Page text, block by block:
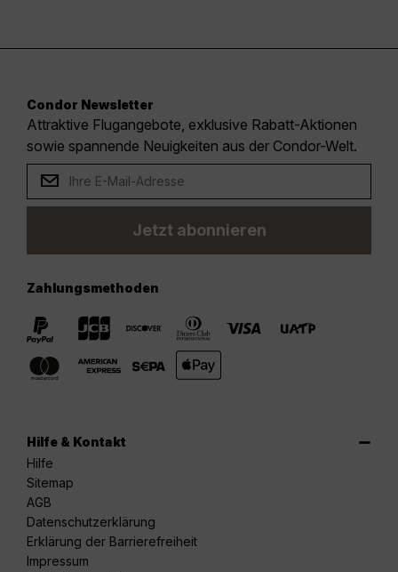
Condor Newsletter
Attraktive Flugangebote, exklusive Rabatt-Aktionen
sowie spannende Neuigkeiten aus der Condor-Welt.
Jetzt abonnieren
Zahlungsmethoden
Hilfe & Kontakt
Hilfe
Sitemap
AGB
Datenschutzerklärung
Erklärung der Barrierefreiheit
Impressum